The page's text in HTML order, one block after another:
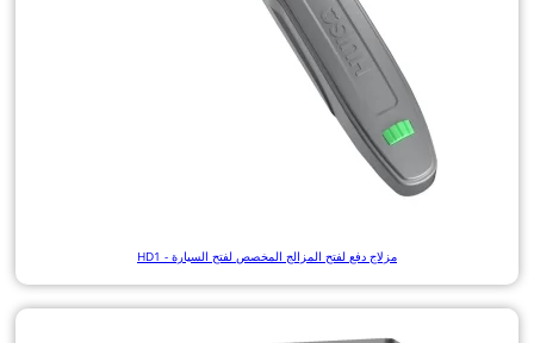
مزلاج دفع لفتح المزالج المخصص لفتح السيارة - HD1